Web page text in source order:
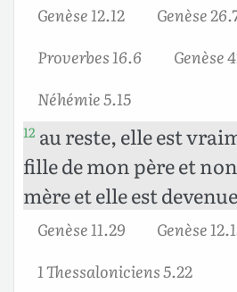
Genèse 12.12
Genèse
Proverbes 16.6
Genèse
Néhémie 5.15
12 au reste, elle est
fille de mon père et
mère et elle est
Genèse 11.29
Genèse
1 Thessaloniciens 5.22